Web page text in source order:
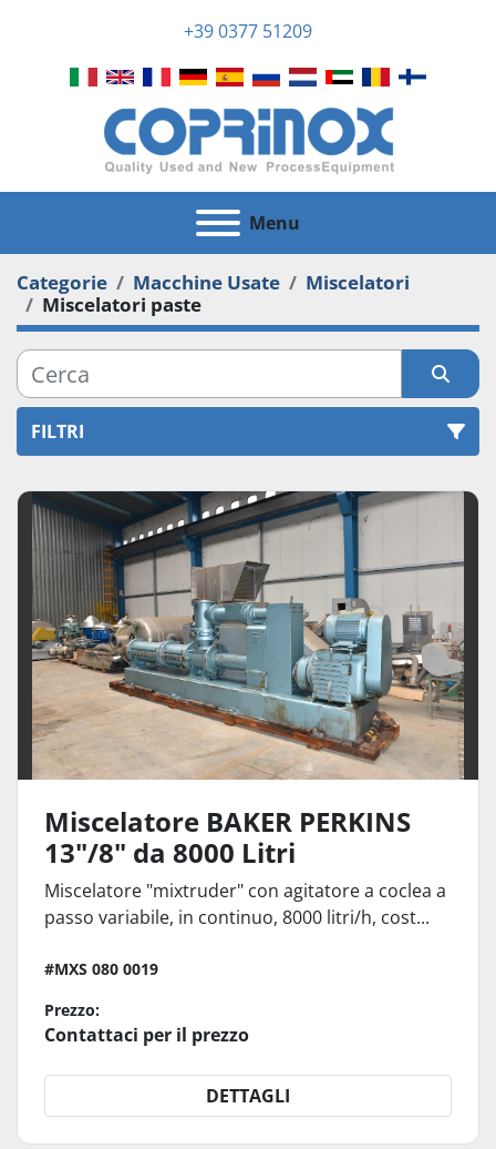
+39 0377 51209
Menu
Categorie Macchine Usate
Miscelatori
Miscelatori paste
FILTRI
Miscelatori paste (4)
Ordina per
Miscelatore BAKER PERKINS
13"/8" da 8000 Litri
Miscelatore "mixtruder" con agitatore a coclea a
passo variabile, in continuo, 8000 litri/h, cost...
#MXS 080 0019
Prezzo:
Contattaci per il prezzo
DETTAGLI